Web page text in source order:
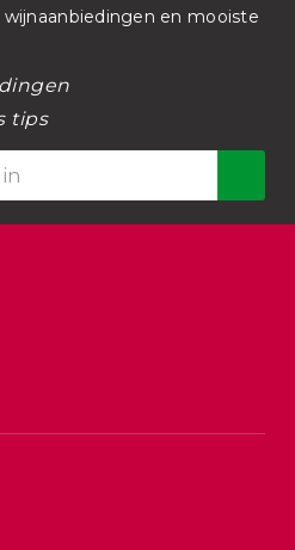
en mooiste
tips